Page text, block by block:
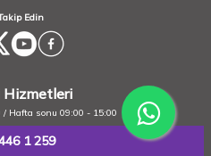
Edin
Hizmetleri
/ Hafta sonu 09:00 - 15:00
1 259